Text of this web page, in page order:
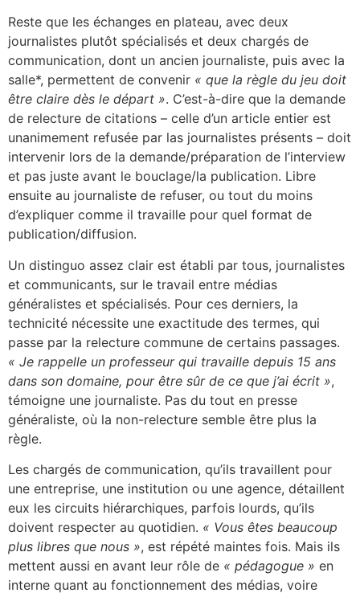
Reste que les échanges en plateau, avec deux
journalistes plutôt spécialisés et deux chargés de
communication, dont un ancien journaliste, puis avec la
salle*, permettent de convenir « que la règle du jeu doit
être claire dès le départ ». C’est-à-dire que la demande
de relecture de citations – celle d’un article entier est
unanimement refusée par las journalistes présents – doit
intervenir lors de la demande/préparation de l’interview
et pas juste avant le bouclage/la publication. Libre
ensuite au journaliste de refuser, ou tout du moins
d’expliquer comme il travaille pour quel format de
publication/diffusion.
Un distinguo assez clair est établi par tous, journalistes
et communicants, sur le travail entre médias
généralistes et spécialisés. Pour ces derniers, la
technicité nécessite une exactitude des termes, qui
passe par la relecture commune de certains passages.
« Je rappelle un professeur qui travaille depuis 15 ans
dans son domaine, pour être sûr de ce que j’ai écrit »,
témoigne une journaliste. Pas du tout en presse
généraliste, où la non-relecture semble être plus la
règle.
Les chargés de communication, qu’ils travaillent pour
une entreprise, une institution ou une agence, détaillent
eux les circuits hiérarchiques, parfois lourds, qu’ils
doivent respecter au quotidien. « Vous êtes beaucoup
plus libres que nous », est répété maintes fois. Mais ils
mettent aussi en avant leur rôle de « pédagogue » en
interne quant au fonctionnement des médias, voire